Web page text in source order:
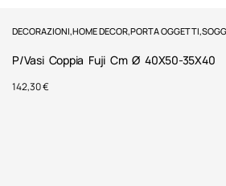
DECORAZIONI,HOME DECOR,PORTA OGGETTI,
P/Vasi Coppia Fuji Cm Ø 40X50-35X40
142,30€